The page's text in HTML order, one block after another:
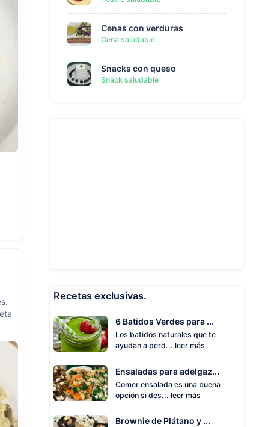
Cenas con verduras
Cena saludable
Snacks con queso
Snack saludable
Recetas exclusivas.
6 Batidos Verdes para ...
Los batidos naturales que te
ayudan a perd... leer más
Ensaladas para adelgaz...
Comer ensalada es una buena
opción si des... leer más
Brownie de Plátano y ...